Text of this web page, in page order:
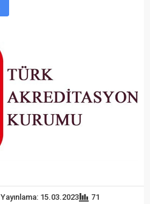
Yayınlama: 15.03.2023 71